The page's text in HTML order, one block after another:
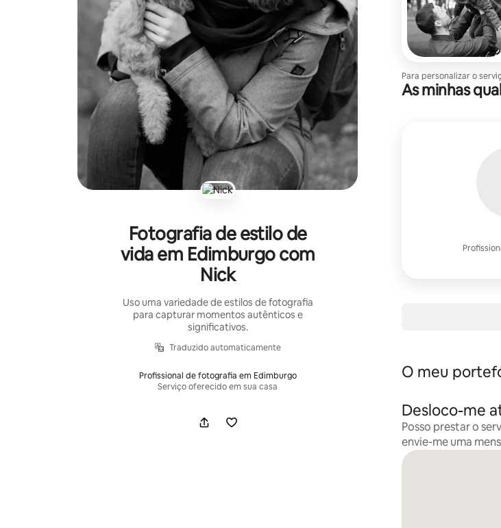
Fotografia de estilo de
vida em Edimburgo com
Nick
Uso uma variedade de estilos de fotografia
para capturar momentos autênticos e
significativos.
Traduzido automaticamente
Profissional de fotografia em Edimburgo
Serviço oferecido em sua casa
Para personalizar o
As minhas
O meu
Desloco-me
Posso prestar o
envie-me uma